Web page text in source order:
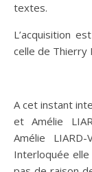
textes.
L’acquisition
celle de Thierry
A cet instant
et Amélie
Amélie
Interloquée elle